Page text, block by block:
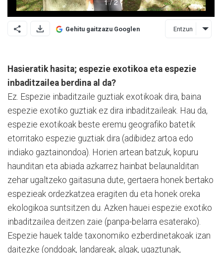
Gehitu gaitzazu Googlen Entzun
Hasieratik hasita; espezie exotikoa eta espezie
inbaditzailea berdina al da?
Ez. Espezie inbaditzaile guztiak exotikoak dira, baina
espezie exotiko guztiak ez dira inbadi­tzaileak. Hau da,
espezie exotikoak beste eremu geografiko batetik
etorritako espezie guztiak dira (adibidez artoa edo
indiako gaztainondoa). Horien artean batzuk, kopuru
haunditan eta abiada azkarrez hainbat belaunalditan
zehar ugal­tzeko gaitasuna dute, gertaera honek bertako
espezieak or­dez­katzea eragiten du eta ho­nek oreka
ekologikoa suntsi­tzen du. Az­ken hauei espezie exotiko
inbaditzailea deitzen zaie (panpa-belarra esaterako).
Espezie hauek talde taxonomiko ezberdinetakoak izan
daitezke (on­ddoak, landareak, algak, ugaztunak,